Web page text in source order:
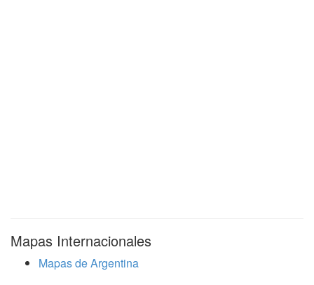
Mapas Internacionales
Mapas de Argentina